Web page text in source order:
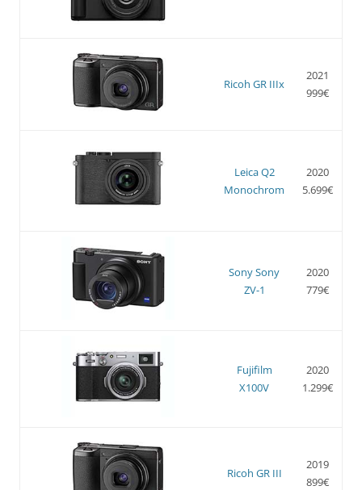
Ricoh GR IIIx
2021
999€
Leica Q2
Monochrom
2020
5.699€
Sony Sony
ZV-1
2020
779€
Fujifilm
X100V
2020
1.299€
Ricoh GR III
2019
899€